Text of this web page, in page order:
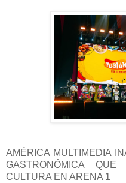
AMÉRICA MULTIMEDIA
GASTRONÓMICA
CULTURA EN ARENA 1